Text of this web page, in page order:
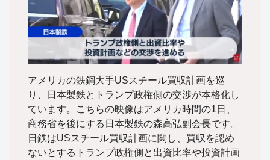
アメリカの鉄鋼大手USスチール買収計画を巡
り、日本製鉄とトランプ政権側の交渉が本格化し
ています。こちらの映像はアメリカ時間の1日、
商務省を後にする日本製鉄の森高弘副会長です。
日鉄はUSスチール買収計画に関し、買収を認め
ないとするトランプ政権側と出資比率や投資計画